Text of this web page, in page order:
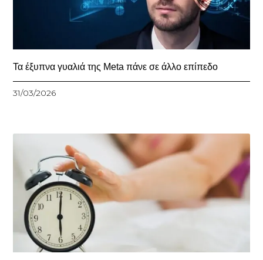
Τα έξυπνα γυαλιά της Meta πάνε σε άλλο επίπεδο
31/03/2026